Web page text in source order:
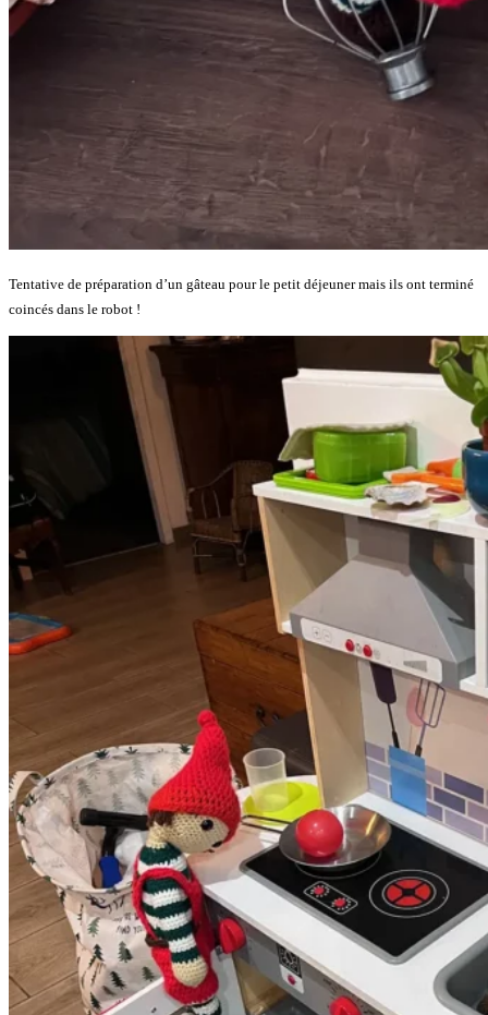
Tentative de préparation d’un gâteau pour le petit déjeuner mais ils ont terminé
coincés dans le robot !